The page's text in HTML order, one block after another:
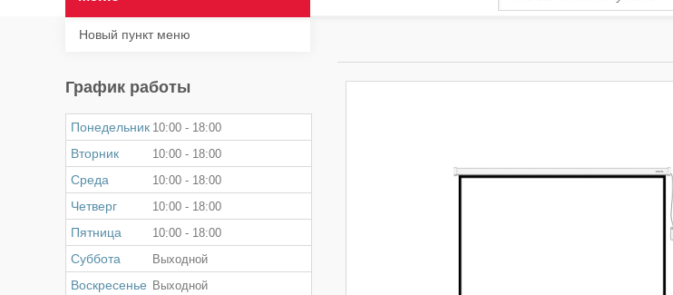
Новый пункт меню
График работы
Понедельник 10:00 18:00
Вторник 10:00 18:00
Среда 10:00 18:00
Четверг 10:00 18:00
Пятница 10:00 18:00
Суббота Выходной
Воскресенье Выходной